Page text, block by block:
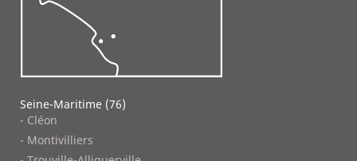
Seine-Maritime (76)
- Cléon
- Montivilliers